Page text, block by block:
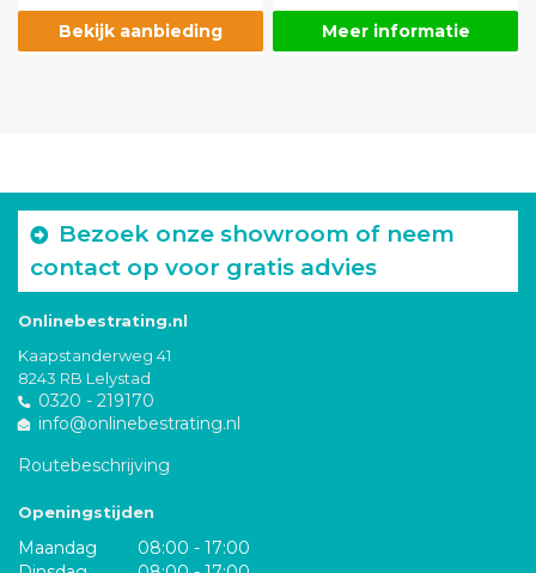
Bekijk aanbieding Meer informatie
Bezoek onze showroom of neem
contact op voor gratis advies
Onlinebestrating.nl
Kaapstanderweg 41
8243 RB Lelystad
0320 - 219170
info@onlinebestrating.nl
Routebeschrijving
Openingstijden
Maandag
08:00 - 17:00